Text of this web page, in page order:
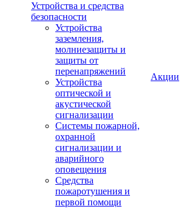
Устройства и средства
безопасности
Устройства
заземления,
молниезащиты и
защиты от
перенапряжений
Устройства
оптической и
акустической
сигнализации
Системы пожарной,
охранной
сигнализации и
аварийного
оповещения
Средства
пожаротушения и
первой помощи
Акции